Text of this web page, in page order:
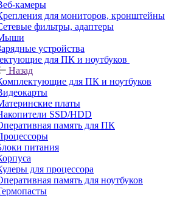
камеры
для мониторов, кронштейны
фильтры, адаптеры
устройства
для ПК и ноутбуков
Назад
для ПК и ноутбуков
платы
SSD/HDD
память для ПК
питания
для процессора
память для ноутбуков